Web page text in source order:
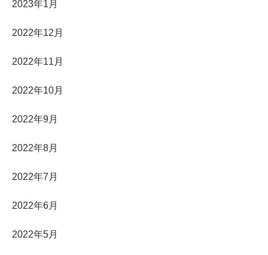
2023年1月
2022年12月
2022年11月
2022年10月
2022年9月
2022年8月
2022年7月
2022年6月
2022年5月